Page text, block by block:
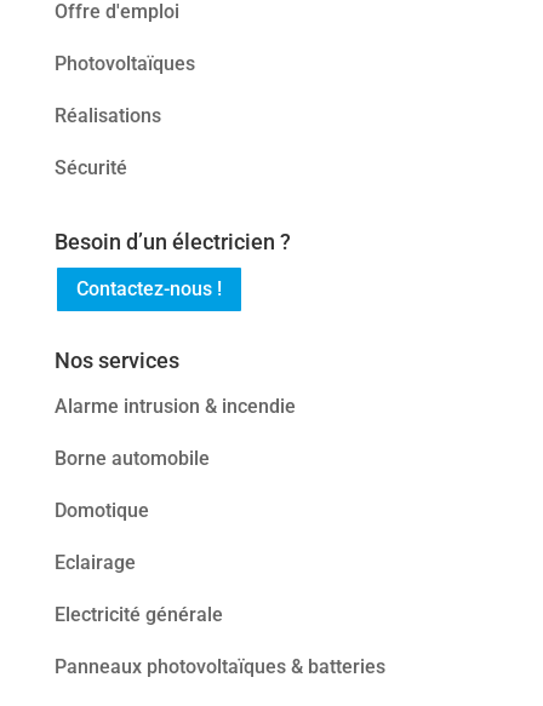
Offre d'emploi
Photovoltaïques
Réalisations
Sécurité
Besoin d’un électricien ?
Contactez-nous !
Nos services
Alarme intrusion & incendie
Borne automobile
Domotique
Eclairage
Electricité générale
Panneaux photovoltaïques & batteries